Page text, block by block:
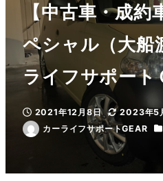
【中古車・成
ペシャル（大
ライフサポート
投稿日
2021年12月8日
更新日
2023年5
著
カーライフサポートGEAR